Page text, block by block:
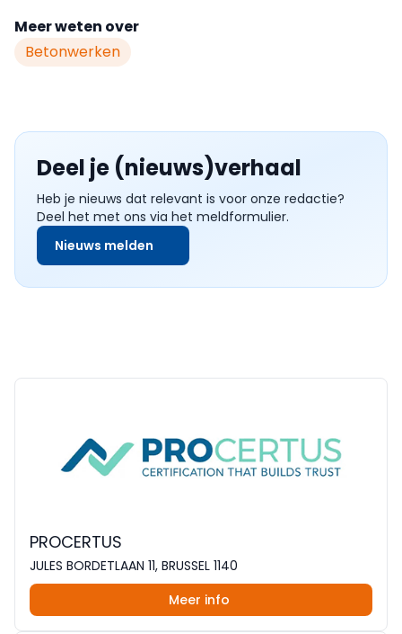
Meer weten over
Betonwerken
Deel je (nieuws)verhaal
Heb je nieuws dat relevant is voor onze redactie?
Deel het met ons via het meldformulier.
Nieuws melden
PROCERTUS
JULES BORDETLAAN 11, BRUSSEL 1140
Meer info